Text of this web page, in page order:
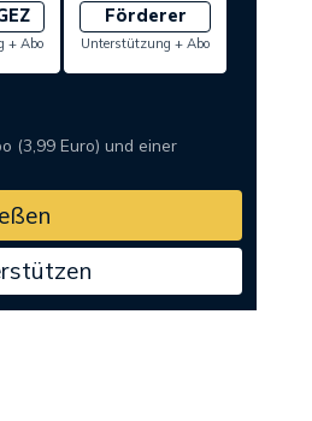
+ Abo
Förderer
Unterstützung + Abo
(3,99 Euro) und einer